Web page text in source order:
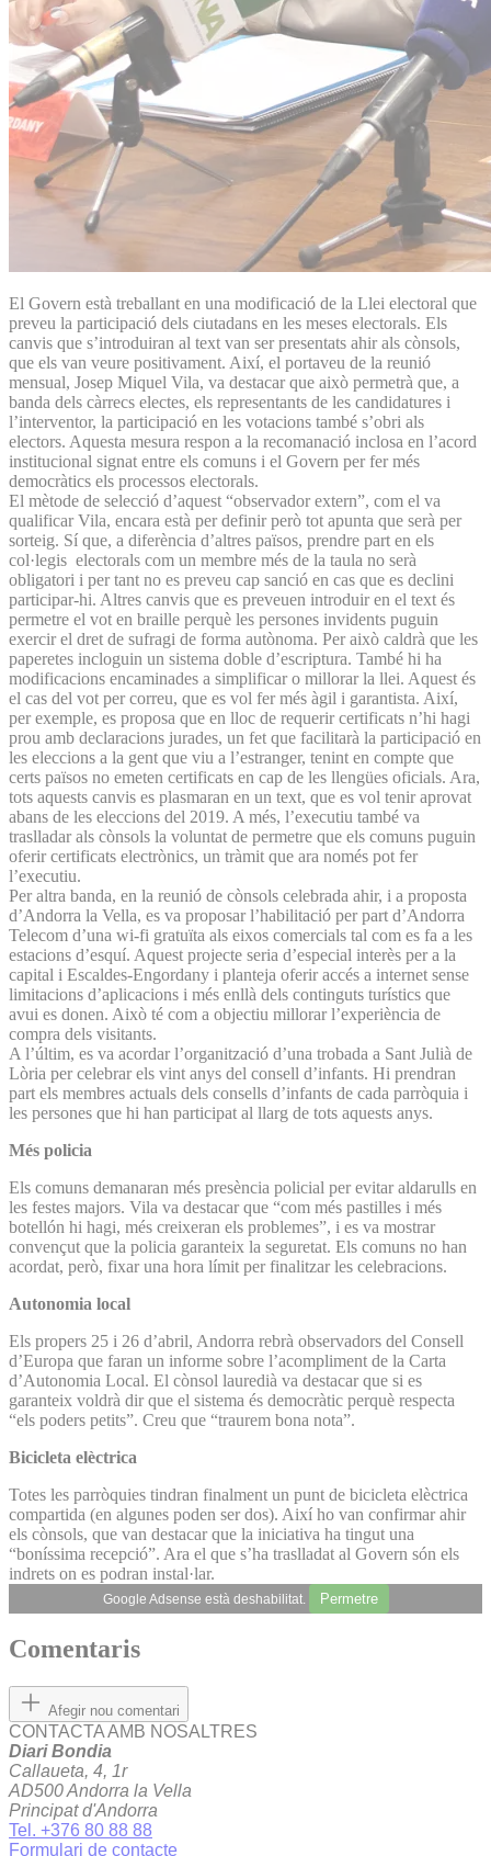
El Govern està treballant en una modificació de la Llei electoral que
preveu la participació dels ciutadans en les meses electorals. Els
canvis que s’introduiran al text van ser presentats ahir als cònsols,
que els van veure positivament. Així, el portaveu de la reunió
mensual, Josep Miquel Vila, va destacar que això permetrà que, a
banda dels càrrecs electes, els representants de les candidatures i
l’interventor, la participació en les votacions també s’obri als
electors. Aquesta mesura respon a la recomanació inclosa en l’acord
institucional signat entre els comuns i el Govern per fer més
democràtics els processos electorals.
El mètode de selecció d’aquest “observador extern”, com el va
qualificar Vila, encara està per definir però tot apunta que serà per
sorteig. Sí que, a diferència d’altres països, prendre part en els
col·legis electorals com un membre més de la taula no serà
obligatori i per tant no es preveu cap sanció en cas que es declini
participar-hi. Altres canvis que es preveuen introduir en el text és
permetre el vot en braille perquè les persones invidents puguin
exercir el dret de sufragi de forma autònoma. Per això caldrà que les
paperetes incloguin un sistema doble d’escriptura. També hi ha
modificacions encaminades a simplificar o millorar la llei. Aquest és
el cas del vot per correu, que es vol fer més àgil i garantista. Així,
per exemple, es proposa que en lloc de requerir certificats n’hi hagi
prou amb declaracions jurades, un fet que facilitarà la participació en
les eleccions a la gent que viu a l’estranger, tenint en compte que
certs països no emeten certificats en cap de les llengües oficials. Ara,
tots aquests canvis es plasmaran en un text, que es vol tenir aprovat
abans de les eleccions del 2019. A més, l’executiu també va
traslladar als cònsols la voluntat de permetre que els comuns puguin
oferir certificats electrònics, un tràmit que ara només pot fer
l’executiu.
Per altra banda, en la reunió de cònsols celebrada ahir, i a proposta
d’Andorra la Vella, es va proposar l’habilitació per part d’Andorra
Telecom d’una wi-fi gratuïta als eixos comercials tal com es fa a les
estacions d’esquí. Aquest projecte seria d’especial interès per a la
capital i Escaldes-Engordany i planteja oferir accés a internet sense
limitacions d’aplicacions i més enllà dels continguts turístics que
avui es donen. Això té com a objectiu millorar l’experiència de
compra dels visitants.
A l’últim, es va acordar l’organització d’una trobada a Sant Julià de
Lòria per celebrar els vint anys del consell d’infants. Hi prendran
part els membres actuals dels consells d’infants de cada parròquia i
les persones que hi han participat al llarg de tots aquests anys.
Més policia
Els comuns demanaran més presència policial per evitar aldarulls en
les festes majors. Vila va destacar que “com més pastilles i més
botellón hi hagi, més creixeran els problemes”, i es va mostrar
convençut que la policia garanteix la seguretat. Els comuns no han
acordat, però, fixar una hora límit per finalitzar les celebracions.
Autonomia local
Els propers 25 i 26 d’abril, Andorra rebrà observadors del Consell
d’Europa que faran un informe sobre l’acompliment de la Carta
d’Autonomia Local. El cònsol lauredià va destacar que si es
garanteix voldrà dir que el sistema és democràtic perquè respecta
“els poders petits”. Creu que “traurem bona nota”.
Bicicleta elèctrica
Totes les parròquies tindran finalment un punt de bicicleta elèctrica
compartida (en algunes poden ser dos). Així ho van confirmar ahir
els cònsols, que van destacar que la iniciativa ha tingut una
“boníssima recepció”. Ara el que s’ha traslladat al Govern són els
indrets on es podran instal·lar.
Google Adsense està deshabilitat. Permetre
Comentaris
Afegir nou comentari
CONTACTA AMB NOSALTRES
Diari Bondia
Callaueta, 4, 1r
AD500 Andorra la Vella
Principat d'Andorra
Tel. +376 80 88 88
Formulari de contacte